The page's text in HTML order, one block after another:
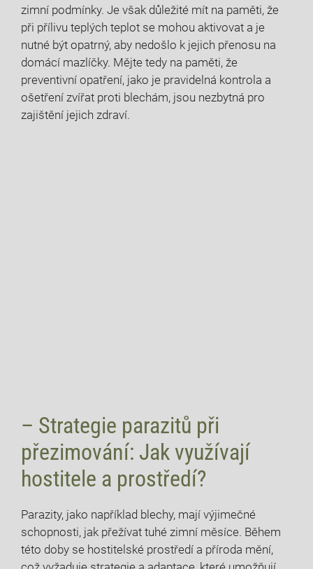
zimní podmínky. Je však důležité mít na paměti, že
při přílivu teplých teplot se mohou aktivovat a je
nutné být opatrný, aby nedošlo k jejich přenosu na
domácí mazlíčky. Mějte tedy na paměti, že
preventivní opatření, jako je pravidelná kontrola a
ošetření zvířat proti blechám, jsou nezbytná pro
zajištění jejich zdraví.
– Strategie parazitů při
přezimování: Jak využívají
hostitele a prostředí?
Parazity, jako například blechy, mají výjimečné
schopnosti, jak přežívat tuhé zimní měsíce. Během
této doby se hostitelské prostředí a příroda mění,